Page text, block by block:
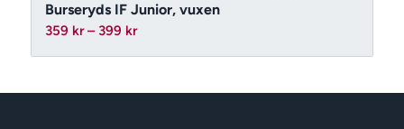
Burseryds IF Junior, vuxen
359 kr – 399 krPrisintervall:
399 kr